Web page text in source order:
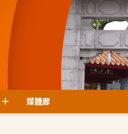
媒體廊